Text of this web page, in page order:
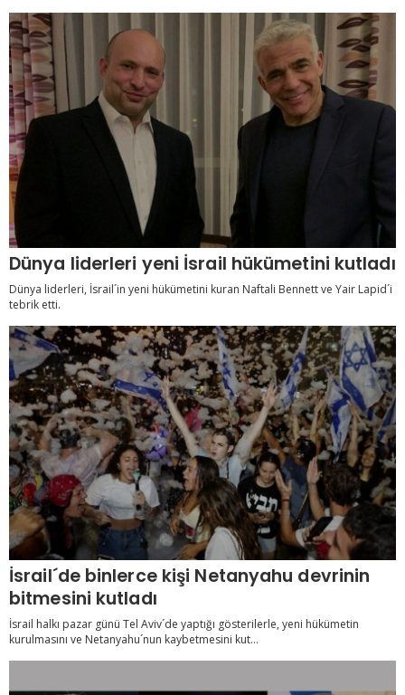
Dünya liderleri yeni İsrail hükümetini kutladı
Dünya liderleri, İsrail´in yeni hükümetini kuran Naftali Bennett ve Yair Lapid´i
tebrik etti.
İsrail´de binlerce kişi Netanyahu devrinin
bitmesini kutladı
İsrail halkı pazar günü Tel Aviv´de yaptığı gösterilerle, yeni hükümetin
kurulmasını ve Netanyahu´nun kaybetmesini kut...